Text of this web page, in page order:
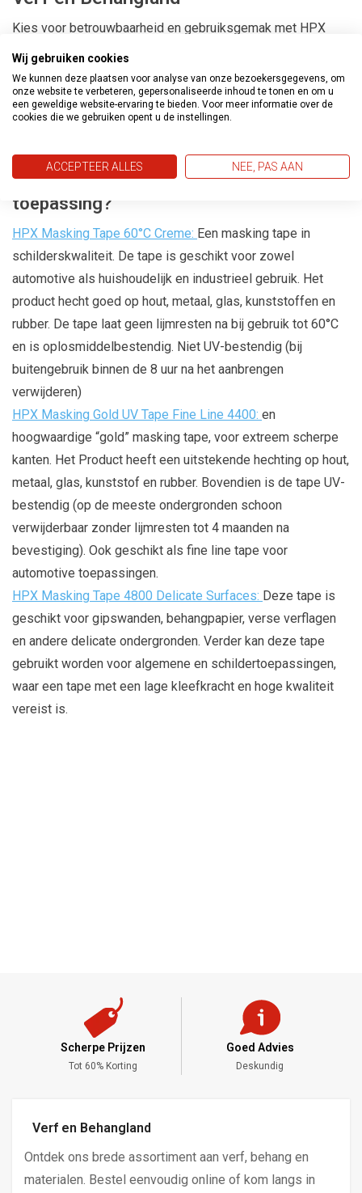
Kies voor betrouwbaarheid en gebruiksgemak met HPX
Masking Tape UV Blauw. Ervaar de vrijheid om nauwkeurig
te werken zonder zorgen over lijmresten, en geniet van de
veelzijdigheid die deze tape biedt voor al je
schilderbehoeften.
Zoekt u Masking Tape voor een andere
toepassing?
HPX Masking Tape 60°C Creme: Een masking tape in
schilderskwaliteit. De tape is geschikt voor zowel
automotive als huishoudelijk en industrieel gebruik. Het
product hecht goed op hout, metaal, glas, kunststoffen en
rubber. De tape laat geen lijmresten na bij gebruik tot 60°C
en is oplosmiddelbestendig. Niet UV-bestendig (bij
buitengebruik binnen de 8 uur na het aanbrengen
verwijderen)
HPX Masking Gold UV Tape Fine Line 4400: en
hoogwaardige “gold” masking tape, voor extreem scherpe
kanten. Het Product heeft een uitstekende hechting op hout,
metaal, glas, kunststof en rubber. Bovendien is de tape UV-
bestendig (op de meeste ondergronden schoon
verwijderbaar zonder lijmresten tot 4 maanden na
bevestiging). Ook geschikt als fine line tape voor
automotive toepassingen.
HPX Masking Tape 4800 Delicate Surfaces: Deze tape is
geschikt voor gipswanden, behangpapier, verse verflagen
en andere delicate ondergronden. Verder kan deze tape
gebruikt worden voor algemene en schildertoepassingen,
waar een tape met een lage kleefkracht en hoge kwaliteit
vereist is.
Scherpe Prijzen
Tot 60% Korting
Goed Advies
Deskundig
Verf en Behangland
Ontdek ons brede assortiment aan verf, behang en
materialen. Bestel eenvoudig online of kom langs in
Wij gebruiken cookies
We kunnen deze plaatsen voor analyse van onze bezoekersgegevens, om
onze website te verbeteren, gepersonaliseerde inhoud te tonen en om u
een geweldige website-ervaring te bieden. Voor meer informatie over de
cookies die we gebruiken opent u de instellingen.
ACCEPTEER ALLES NEE, PAS AAN